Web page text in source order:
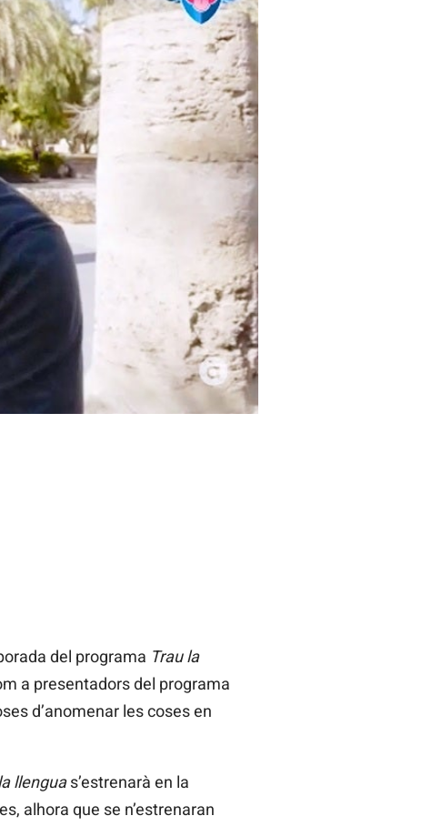
del programa Trau la
a presentadors del programa
d’anomenar les coses en
llenguas’estrenarà en la
alhora que se n’estrenaran